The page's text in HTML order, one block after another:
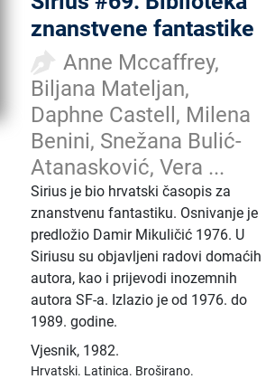
znanstvene fantastike
Anne Mccaffrey,
Biljana Mateljan,
Daphne Castell, Milena
Benini, Snežana Bulić-
Atanasković, Vera ...
Sirius je bio hrvatski časopis za
znanstvenu fantastiku. Osnivanje je
predložio Damir Mikuličić 1976. U
Siriusu su objavljeni radovi domaćih
autora, kao i prijevodi inozemnih
autora SF-a. Izlazio je od 1976. do
1989. godine.
Vjesnik, 1982.
Hrvatski. Latinica. Broširano.